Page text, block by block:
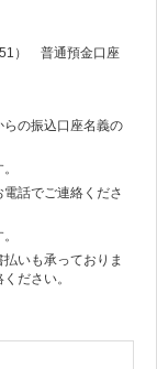
） 普通預金口座
の振込口座名義の
話でご連絡くださ
いも承っておりま
ださい。